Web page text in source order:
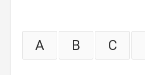
A B C